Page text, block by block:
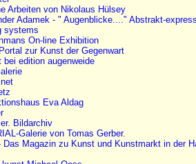
Arbeiten von Nikolaus Hülsey
Adamek - " Augenblicke...." Abstrakt-
systems
On-line Exhibition
zur Kunst der Gegenwart
bei edition augenweide
Eva Aldag
Bildarchiv
Galerie von Tomas Gerber.
Das Magazin zu Kunst und Kunstmarkt in der